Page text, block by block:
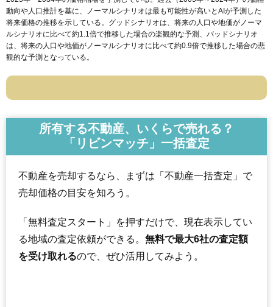
動向や人口推計を基に、ノーマルシナリオは最も可能性が高いとAIが予測した
将来価格の推移を示している。グッドシナリオは、将来の人口や地価がノーマ
ルシナリオに比べて約1.1倍で推移した場合の楽観的な予測、バッドシナリオ
は、将来の人口や地価がノーマルシナリオに比べて約0.9倍で推移した場合の悲
観的な予測となっている。
所有する不動産、いくらで売れる？
「リビンマッチ」一括査定
不動産を売却するなら、まずは「不動産一括査定」で
売却価格の目安を知ろう。
「無料査定スタート」を押すだけで、現在表示してい
る地域の査定依頼ができる。 無料で最大6社の査定額
を受け取れるので、ぜひ活用してみよう。